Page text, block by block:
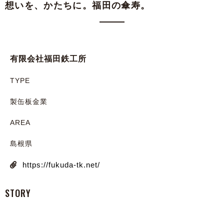
想いを、かたちに。福田の傘寿。
有限会社福田鉄工所
TYPE
製缶板金業
AREA
島根県
https://fukuda-tk.net/
STORY